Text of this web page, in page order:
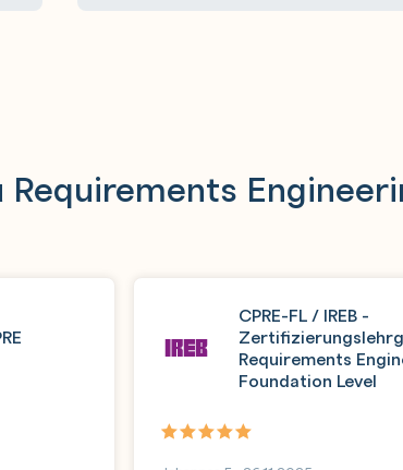
CPRE-FL / IREB -
Requirements
Foundation Level